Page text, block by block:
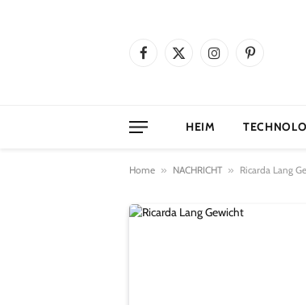
Facebook
X
InstagramPinterest
HEIM
Home » NACHRICHT » Ricarda Lang